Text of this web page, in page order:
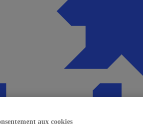
aux cookies